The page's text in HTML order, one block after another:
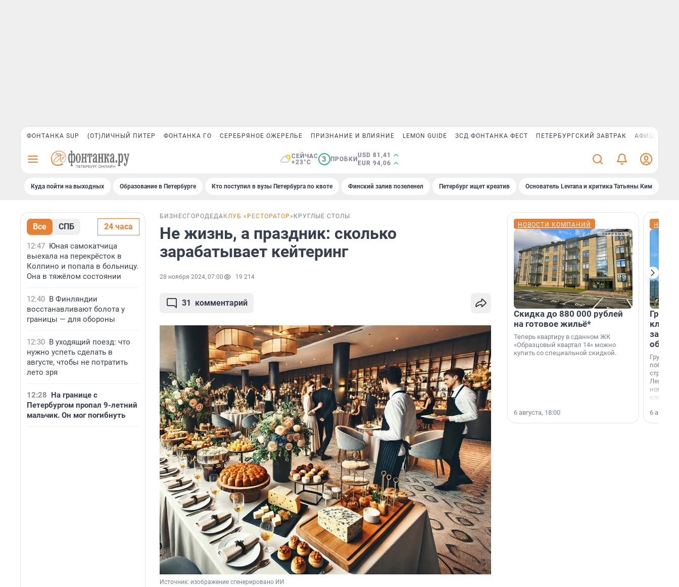
ФОНТАНКА SUP (ОТ)ЛИЧНЫЙ ПИТЕР ФОНТАНКА ГО СЕРЕБРЯНОЕ ОЖЕРЕЛЬЕ ПРИЗНАНИЕ И ВЛИЯНИЕ LEMON GUIDE ЗСД ФОНТАНКА ФЕСТ ПЕТЕРБУРГСКИЙ ЗАВТРАК АФИША PLUS
СЕЙЧАС
+23°C
3 ПРОБКИ
USD 81,41
EUR 94,06
Куда пойти на выходных Образование в Петербурге Кто поступил в вузы Петербурга по квоте Финский залив позеленел Петербург ищет креатив Основатель Levrana и критика Татьяны Ким
Все СПБ 24 часа
12:47 Юная самокатчица
выехала на перекрёсток в
Колпино и попала в больницу.
Она в тяжёлом состоянии
12:40 В Финляндии
восстанавливают болота у
границы — для обороны
12:30 В уходящий поезд: что
нужно успеть сделать в
августе, чтобы не потратить
лето зря
12:28 На границе с
Петербургом пропал 9-летний
мальчик. Он мог погибнуть
БИЗНЕС ГОРОД ЕДА КЛУБ «РЕСТОРАТОР» КРУГЛЫЕ СТОЛЫ
Не жизнь, а праздник: сколько
зарабатывает кейтеринг
28 ноября 2024, 07:00 19 214
31 комментарий
Источник: изображение сгенерировано ИИ
НОВОСТИ КОМПАНИЙ
Скидка до 880 000 рублей
на готовое жильё*
Теперь квартиру в сданном ЖК
«Образцовый квартал 14» можно
купить со специальной скидкой.
6 августа, 18:00
Группа
области».
6